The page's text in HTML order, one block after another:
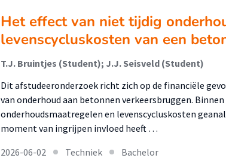
Het effect van niet tijdig
levenscycluskosten van een
T.J. Bruintjes (Student); J.J. Seisveld (Student)
Dit afstudeeronderzoek richt zich op de financiële
van onderhoud aan betonnen verkeersbruggen.
onderhoudsmaatregelen en levenscycluskosten
moment van ingrijpen invloed heeft …
2026-06-02
Techniek Bachelor